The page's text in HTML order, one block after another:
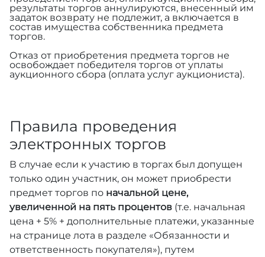
результаты торгов аннулируются, внесенный им
задаток возврату не подлежит, а включается в
состав имущества собственника предмета
торгов.
Отказ от приобретения предмета торгов не
освобождает победителя торгов от уплаты
аукционного сбора (оплата услуг аукциониста).
Правила проведения
электронных торгов
В случае если к участию в торгах был допущен
только один участник, он может приобрести
предмет торгов по начальной цене,
увеличенной на пять процентов (т.е. начальная
цена + 5% + дополнительные платежи, указанные
на странице лота в разделе «Обязанности и
ответственность покупателя»), путем